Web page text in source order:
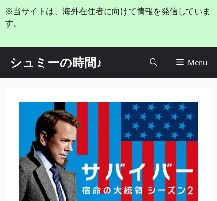
コ
ン
テ
ス
※当サイトは、海外在住者に向けて情報を発信していま
す。
シュミーの時間♪ Menu